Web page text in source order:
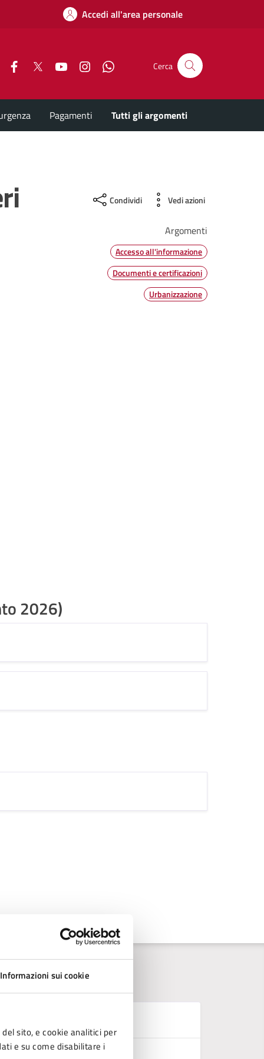
Informazioni sui cookie
sito, e cookie analitici per
e su come disabilitare i
Accedi all'area personale
Facebook YouTubeInstagramWhatsappCerca
Pagamenti Tutti gli argomenti
Condividi Vedi azioni
Argomenti
Accesso all'informazione
Documenti e certificazioni
Urbanizzazione
2026)